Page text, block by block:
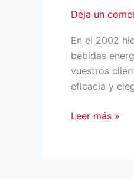
Deja un
En el 2002
bebidas
vuestros
eficacia y
Regalos
Leer más »